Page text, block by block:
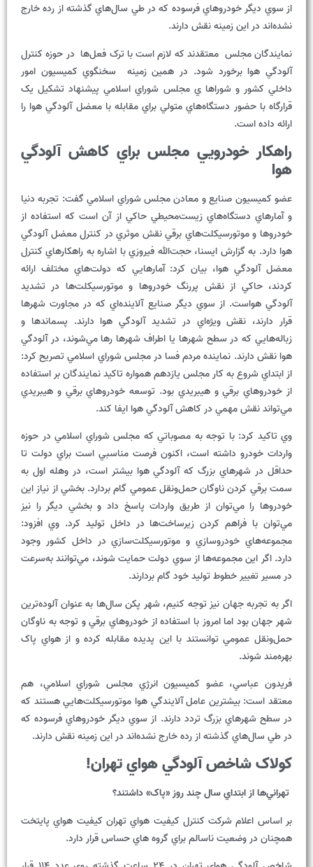
از سوي ديگر خودروهاي فرسوده که در طي سال‌هاي گذشته از رده خارج
نشده‌اند در اين زمينه نقش دارند.
نمايندگان مجلس معتقدند که لازم است با ترک فعل‌ها در حوزه کنترل
آلودگي هوا برخورد شود. در همين زمينه سخنگوي کميسيون امور
داخلي کشور و شوراها ي مجلس شوراي اسلامي پيشنهاد تشکيل يک
قرارگاه با حضور دستگاه‌هاي متولي براي مقابله با معضل آلودگي هوا را
ارائه داده است.
راهکار خودرويي مجلس براي کاهش آلودگي
هوا
عضو کميسيون صنايع و معادن مجلس شوراي اسلامي گفت: تجربه دنيا
و آمارهاي دستگاه‌هاي زيست‌محيطي حاکي از آن است که استفاده از
خودروها و موتور‌سيکلت‌هاي برقي نقش موثري در کنترل معضل آلودگي
هوا دارد. به گزارش ايسنا، حجت‌الله فيروزي با اشاره به راهکارهاي کنترل
معضل آلودگي هوا، بيان کرد: آمارهايي که دولت‌هاي مختلف ارائه
کردند، حاکي از نقش پررنگ خودروها و موتورسيکلت‌ها در تشديد
آلودگي هواست. از سوي ديگر صنايع آلاينده‌اي که در مجاورت شهرها
قرار دارند، نقش ويژه‌اي در تشديد آلودگي هوا دارند. پسماندها و
زباله‌هايي که در سطح شهر‌ها يا اطراف شهرها رها مي‌شوند، در آلودگي
هوا نقش دارند. نماينده مردم فسا در مجلس شوراي اسلامي تصريح کرد:
از ابتداي شروع به کار مجلس يازدهم همواره تاکيد نمايندگان بر استفاده
از خودروهاي برقي و هيبريدي بود. توسعه خودروهاي برقي و هيبريدي
مي‌تواند نقش مهمي در کاهش آلودگي هوا ايفا کند.
وي تاکيد کرد: با توجه به مصوباتي که مجلس شوراي اسلامي در حوزه
واردات خودرو داشته است، اکنون فرصت مناسبي است براي دولت تا
حداقل در شهرهاي بزرگ که آلودگي هوا بيشتر است، در وهله اول به
سمت برقي کردن ناوگان حمل‌ونقل عمومي گام بردارد. بخشي از نياز اين
خودروها را مي‌توان از طريق واردات پاسخ داد و بخشي ديگر را نيز
مي‌توان با فراهم کردن زيرساخت‌ها در داخل توليد کرد. وي افزود:
مجموعه‌هاي خودروسازي و موتورسيکلت‌سازي در داخل کشور وجود
دارد. اگر اين مجموعه‌ها از سوي دولت حمايت شوند، مي‌توانند به‌سرعت
در مسير تغيير خطوط توليد خود گام بردارند.
اگر به تجربه جهان نيز توجه کنيم، شهر پکن سال‌‌ها به عنوان آلوده‌ترين
شهر جهان بود اما امروز با استفاده از خودروهاي برقي و توجه به ناوگان
حمل‌ونقل عمومي توانستند با اين پديده مقابله کرده و از هواي پاک
بهره‌مند شوند.
فريدون عباسي، عضو کميسيون انرژي مجلس شوراي اسلامي، هم
معتقد است: بيشترين عامل آلايندگي هوا موتورسيکلت‌هايي هستند که
در سطح شهرهاي بزرگ تردد دارند. از سوي ديگر خودروهاي فرسوده که
در طي سال‌هاي گذشته از رده خارج نشده‌اند در اين زمينه نقش دارند.
کولاک شاخص آلودگي هواي تهران!
تهرانيهاازابتدايسالچندروز«پاک»داشتند؟
بر اساس اعلام شرکت کنترل کيفيت هواي تهران کيفيت هواي پايتخت
همچنان در وضعيت ناسالم براي گروه هاي حساس قرار دارد.